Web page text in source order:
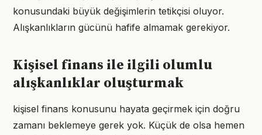
konusundaki büyük değişimlerin tetikçisi oluyor.
Alışkanlıkların gücünü hafife almamak gerekiyor.
Kişisel finans ile ilgili olumlu
alışkanlıklar oluşturmak
kişisel finans konusunu hayata geçirmek için doğru
zamanı beklemeye gerek yok. Küçük de olsa hemen